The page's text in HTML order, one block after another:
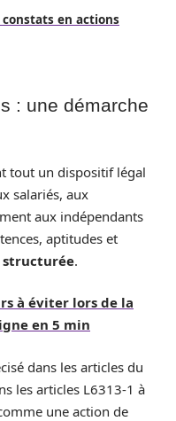
en actions
: une démarche
tout un dispositif légal
salariés, aux
aux indépendants
aptitudes et
structurée.
à éviter lors de la
en 5 min
dans les articles du
les articles L6313-1 à
une action de